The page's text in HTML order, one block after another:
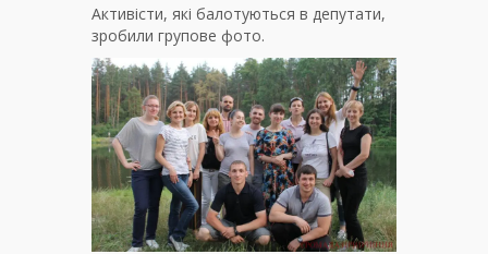
Активісти, які балотуються в депутати,
зробили групове фото.